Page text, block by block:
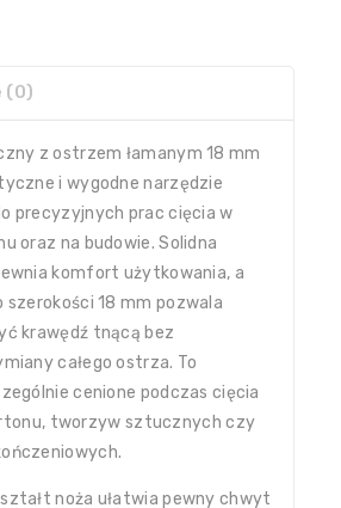
(0)
z ostrzem łamanym 18 mm
i wygodne narzędzie
precyzyjnych prac cięcia w
oraz na budowie. Solidna
komfort użytkowania, a
szerokości 18 mm pozwala
krawędź tnącą bez
całego ostrza. To
cenione podczas cięcia
tworzyw sztucznych czy
noża ułatwia pewny chwyt